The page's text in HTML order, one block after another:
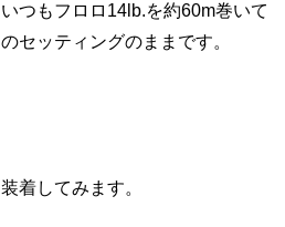
つもフロロ14lb.を約60m巻いて
セッティングのままです。
着してみます。